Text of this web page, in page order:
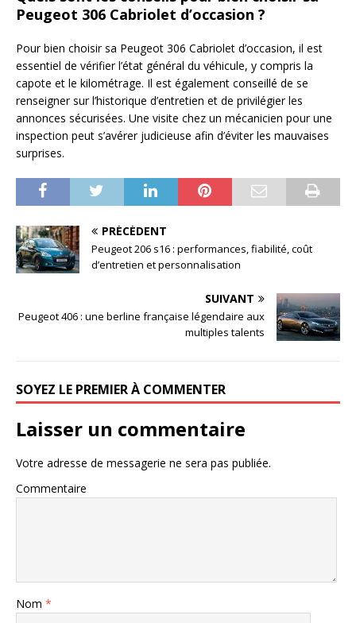
Peugeot 306 Cabriolet d’occasion ?
Pour bien choisir sa Peugeot 306 Cabriolet d’occasion, il est
essentiel de vérifier l’état général du véhicule, y compris la
capote et le kilométrage. Il est également conseillé de se
renseigner sur l’historique d’entretien et de privilégier les
annonces sécurisées. Une visite chez un mécanicien pour une
inspection peut s’avérer judicieuse afin d’éviter les mauvaises
surprises.
PRÉCÉDENT
Peugeot 206 s16 : performances, fiabilité, coût
d’entretien et personnalisation
SUIVANT
Peugeot 406 : une berline française légendaire aux
multiples talents
SOYEZ LE PREMIER À COMMENTER
Laisser un commentaire
Votre adresse de messagerie ne sera pas publiée.
Commentaire
Nom *